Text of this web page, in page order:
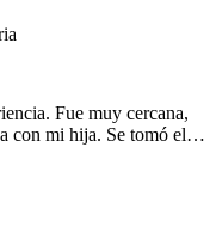
Fue muy cercana,
con mi hija. Se tomó el
con calma, explicar todo
nuestras dudas. Nos
y confianza. La